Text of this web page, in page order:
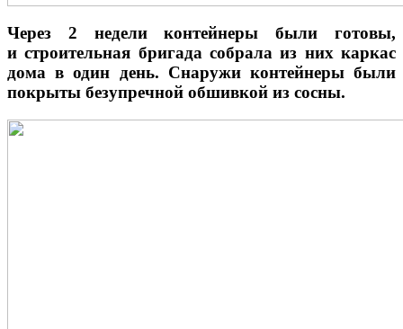
Через 2 недели контейнеры были готовы,
и строительная бригада собрала из них каркас
дома в один день. Снаружи контейнеры были
покрыты безупречной обшивкой из сосны.